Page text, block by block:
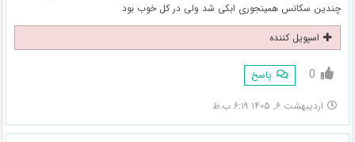
چندین سکانس همینجوری ابکی شد ولی در کل خوب بود
اسپویل کننده
0 پاسخ
اردیبهشت ۶, ۱۴۰۵ ۶:۱۹ ب.ظ